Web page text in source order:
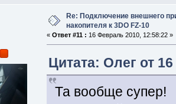
Re: Подключение внешнего
накопителя к 3DO FZ-10
«Ответ #11 : 16 Февраль 2010, 12:58:22 »
Цитата: Олег от
Та вообще супер!